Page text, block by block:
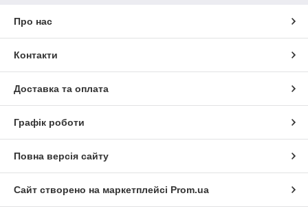
Про нас
Контакти
Доставка та оплата
Графік роботи
Повна версія сайту
Сайт створено на маркетплейсі Prom.ua